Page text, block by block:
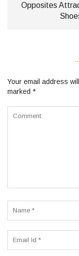
Opposites
Your email address
marked *